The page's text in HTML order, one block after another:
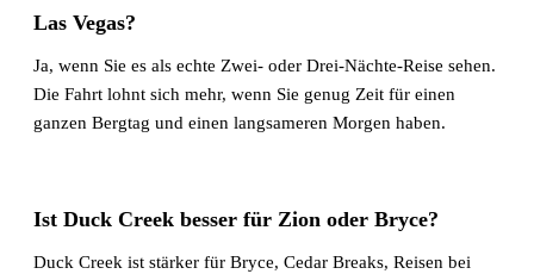
Las Vegas?
Ja, wenn Sie es als echte Zwei- oder Drei-Nächte-Reise sehen.
Die Fahrt lohnt sich mehr, wenn Sie genug Zeit für einen
ganzen Bergtag und einen langsameren Morgen haben.
Ist Duck Creek besser für Zion oder Bryce?
Duck Creek ist stärker für Bryce, Cedar Breaks, Reisen bei